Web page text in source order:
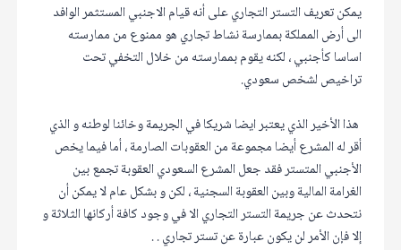
يمكن تعريف التستر التجاري على أنه قيام الاجنبي المستثمر الوافد
الى أرض المملكة بممارسة نشاط تجاري هو ممنوع من ممارسته
اساسا كأجنبي ، لكنه يقوم بممارسته من خلال التخفي تحت
تراخيص لشخص سعودي.
هذا الأخير الذي يعتبر ايضا شريكا في الجريمة وخائنا لوطنه و الذي
أقر له المشرع أيضا مجموعة من العقوبات الصارمة ، أما فيما يخص
الأجنبي المتستر فقد جعل المشرع السعودي العقوبة تجمع بين
الغرامة المالية وبين العقوبة السجنية ، لكن و بشكل عام لا يمكن أن
نتحدث عن جريمة التستر التجاري الا في وجود كافة أركانها الثلاثة و
إلا فإن الأمر لن يكون عبارة عن تستر تجاري . .